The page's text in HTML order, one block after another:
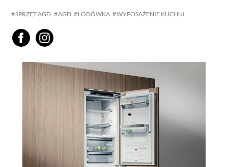
SPRZĘT AGD AGD LODÓWKA WYPOSAŻENIE KUCHNI